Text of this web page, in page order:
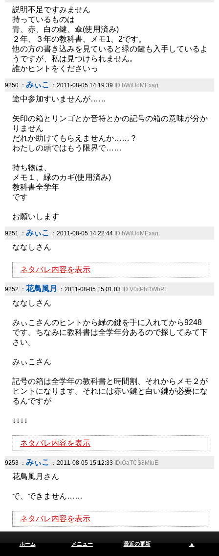
説明不足ですみません
持っているものは
青、赤、白の鍵、傘(使用済み)
２年、３年の教科書、メモ1、2です。
他の方の書き込みを見ていると緑の鍵も入手しているよ
うですが、私は見つけられません。
誰かヒントをくださいっ
9250 ： みぃこ ：2011-08-05 14:19:39 ID:bWiUdMExag
途中参加すいませんが……
矢印の箱とリンゴとか音符とかの記号の箱の意味が分か
りません
だれか助けてもらえませんか……？
わたしの頭ではもう限界で……
持ち物は、
メモ１、緑のカギ(使用済み)
教科書全学年
です
お願いします
9251 ： みぃこ ：2011-08-05 14:22:44 ID:bWiUdMExag
ななしさん
ネタバレ内容を表示
9252 ： 花鳥風月 ：2011-08-05 15:01:03 ID:V0cPhDWbPI
ななしさん
みぃこさんのヒントから緑の鍵を手に入れてから9248
です。ちなみに教科書は全学年分あるので探してみて下
さい。
みぃこさん
記号の箱は全学年の教科書と時間割、それからメモ２が
ヒントになります。それには赤い鍵と白い鍵が必要にな
るんですが
↓↓↓↓
ネタバレ内容を表示
9253 ： みぃこ ：2011-08-05 15:12:33 ID:OaTCS8MluE
花鳥風月さん
で、できません……
ネタバレ内容を表示
ホーム メニュー 最近の更新 ▲